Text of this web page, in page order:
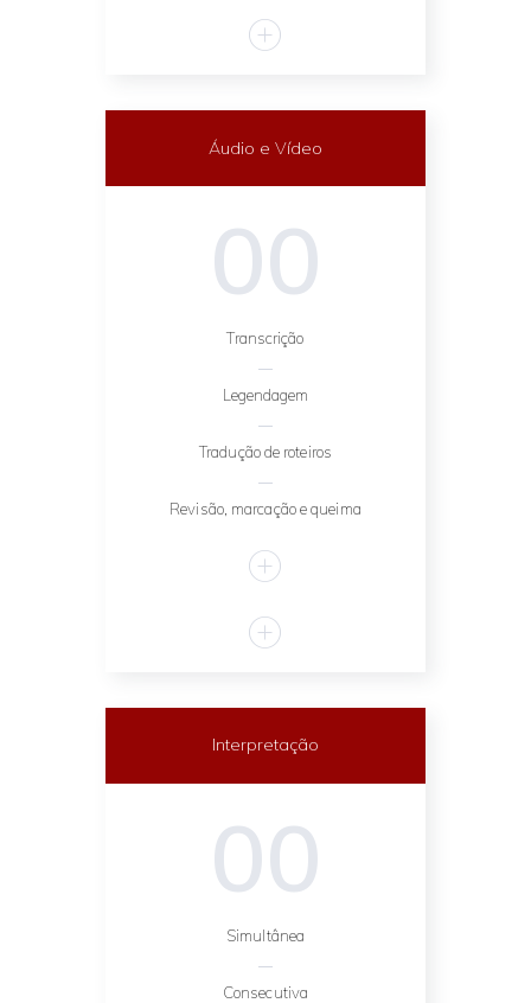
Áudio e Vídeo
00
Transcrição
Legendagem
Tradução de roteiros
Revisão, marcação e queima
Interpretação
00
Simultânea
Consecutiva